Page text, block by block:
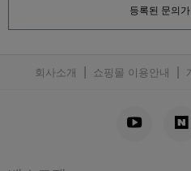
등록된 문의
회사소개 쇼핑몰 이용안내